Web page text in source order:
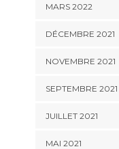
MARS 2022
DÉCEMBRE 2021
NOVEMBRE 2021
SEPTEMBRE 2021
JUILLET 2021
MAI 2021